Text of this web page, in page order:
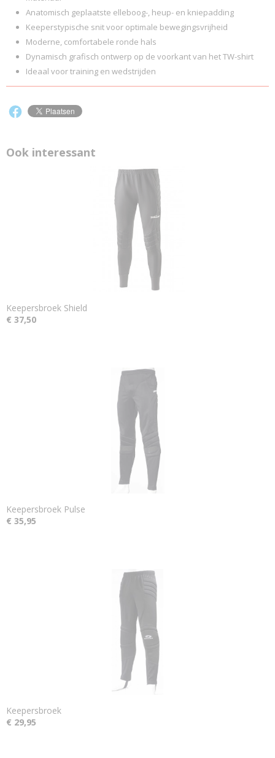
Anatomisch geplaatste elleboog-, heup- en kniepadding
Keeperstypische snit voor optimale bewegingsvrijheid
Moderne, comfortabele ronde hals
Dynamisch grafisch ontwerp op de voorkant van het TW-shirt
Ideaal voor training en wedstrijden
Ook interessant
Keepersbroek Shield
€ 37,50
Keepersbroek Pulse
€ 35,95
Keepersbroek
€ 29,95